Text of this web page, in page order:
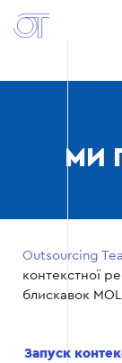
МИ
Outsourcing
контекстної
блискавок
Запуск